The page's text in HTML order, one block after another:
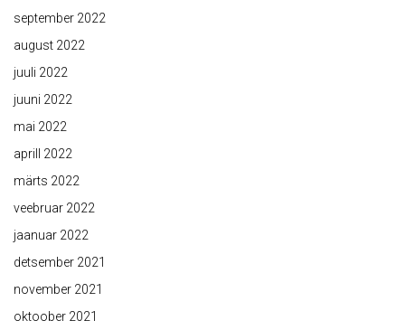
september 2022
august 2022
juuli 2022
juuni 2022
mai 2022
aprill 2022
märts 2022
veebruar 2022
jaanuar 2022
detsember 2021
november 2021
oktoober 2021